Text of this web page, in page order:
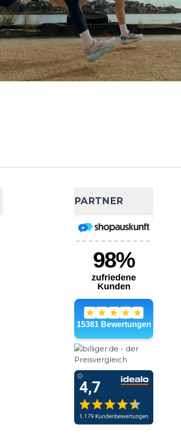
PARTNER